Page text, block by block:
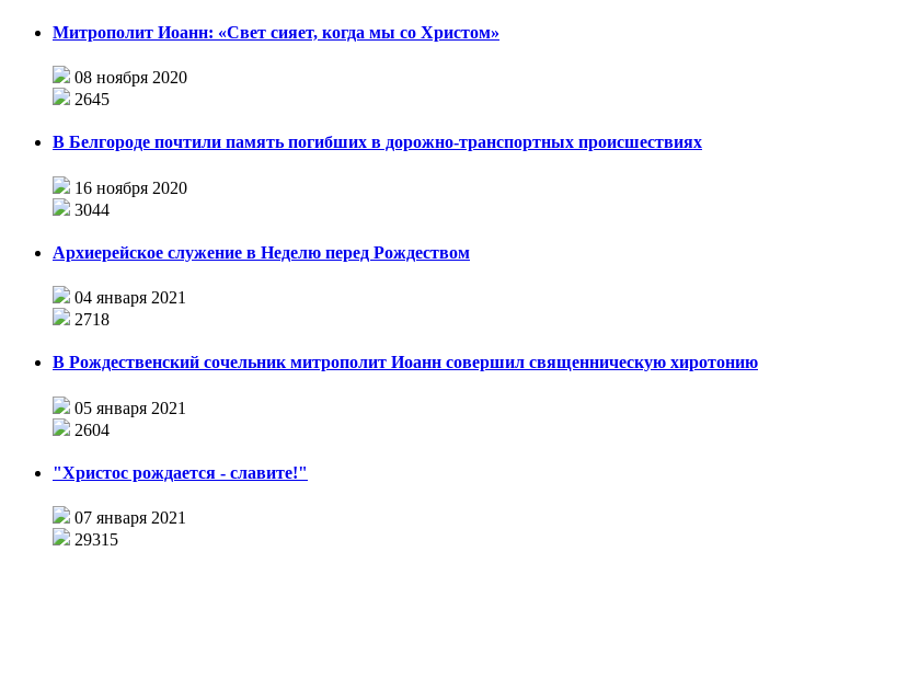
Митрополит Иоанн: «Свет сияет, когда мы со Христом»
08 ноября 2020
2645
В Белгороде почтили память погибших в дорожно-транспортных происшествиях
16 ноября 2020
3044
Архиерейское служение в Неделю перед Рождеством
04 января 2021
2718
В Рождественский сочельник митрополит Иоанн совершил священническую хиротонию
05 января 2021
2604
"Христос рождается - славите!"
07 января 2021
29315